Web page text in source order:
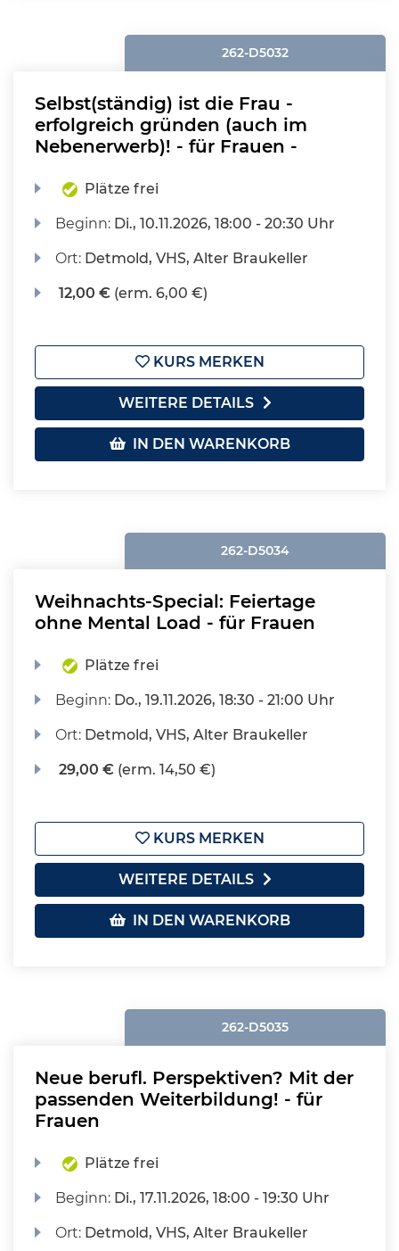
262-D5032
Selbst(ständig) ist die Frau -
erfolgreich gründen (auch im
Nebenerwerb)! - für Frauen -
Plätze frei
Beginn: Di., 10.11.2026, 18:00 - 20:30 Uhr
Ort: Detmold, VHS, Alter Braukeller
12,00 € (erm. 6,00 €)
KURS MERKEN
WEITERE DETAILS
IN DEN WARENKORB
262-D5034
Weihnachts-Special: Feiertage
ohne Mental Load - für Frauen
Plätze frei
Beginn: Do., 19.11.2026, 18:30 - 21:00 Uhr
Ort: Detmold, VHS, Alter Braukeller
29,00 € (erm. 14,50 €)
KURS MERKEN
WEITERE DETAILS
IN DEN WARENKORB
262-D5035
Neue berufl. Perspektiven? Mit der
passenden Weiterbildung! - für
Frauen
Plätze frei
Beginn: Di., 17.11.2026, 18:00 - 19:30 Uhr
Ort: Detmold, VHS, Alter Braukeller